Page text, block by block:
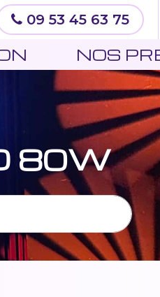
09 53 45 63 75
NOS
80W